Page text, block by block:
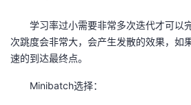
学习率过小需要非常多次迭代才可以
次跳度会非常大，会产生发散的效果，如
速的到达最终点。
Minibatch选择：